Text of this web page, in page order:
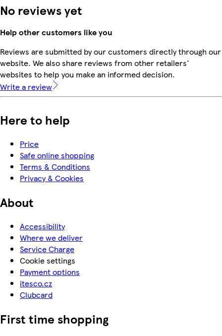
No reviews yet
Help other customers like you
Reviews are submitted by our customers directly through our
website. We also share reviews from other retailers'
websites to help you make an informed decision.
Write a review
Here to help
Price
Safe online shopping
Terms & Conditions
Privacy & Cookies
About
Accessibility
Where we deliver
Service Charge
Cookie settings
Payment options
itesco.cz
Clubcard
First time shopping